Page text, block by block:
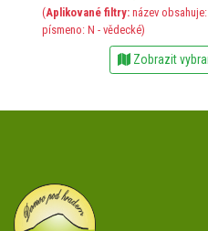
(Aplikované filtry: název
písmeno: N - vědecké)
Zobrazit